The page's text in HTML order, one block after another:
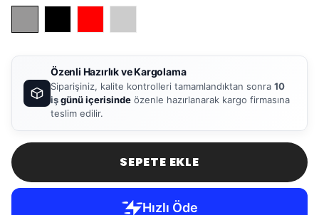
Özenli Hazırlık ve Kargolama
Siparişiniz, kalite kontrolleri tamamlandıktan sonra 10
işgünü içerisinde özenle hazırlanarak kargo firmasına
teslim edilir.
SEPETE EKLE